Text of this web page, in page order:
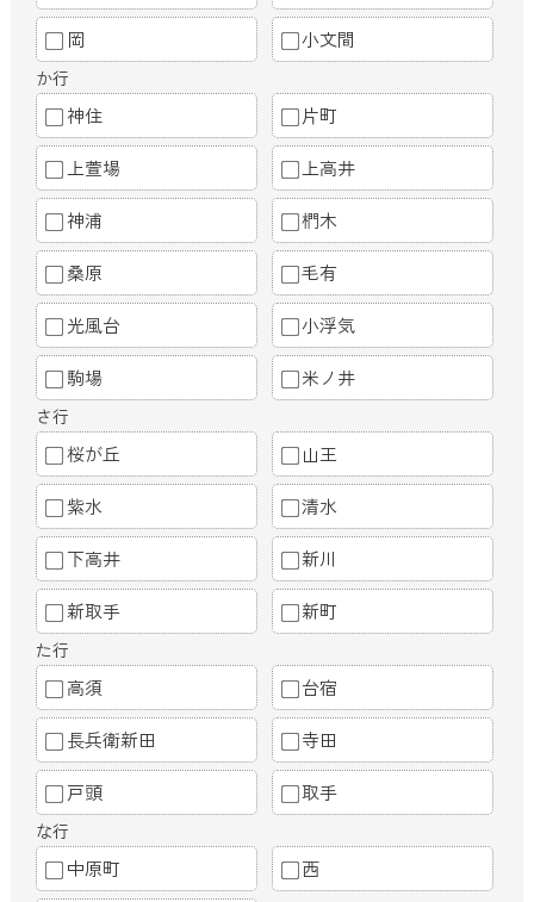
岡 小文間
か行
神住 片町
上萱場 上高井
神浦 椚木
桑原 毛有
光風台 小浮気
駒場 米ノ井
さ行
桜が丘 山王
紫水 清水
下高井 新川
新取手 新町
た行
高須 台宿
長兵衛新田 寺田
戸頭 取手
な行
中原町 西